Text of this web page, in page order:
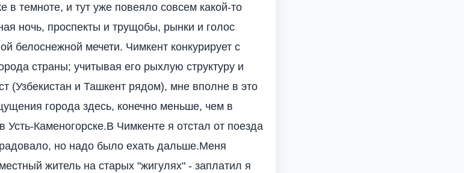
в темноте, и тут уже повеяло совсем какой-то
ночь, проспекты и трущобы, рынки и голос
белоснежной мечети. Чимкент конкурирует с
страны; учитывая его рыхлую структуру и
(Узбекистан и Ташкент рядом), мне вполне в это
города здесь, конечно меньше, чем в
Каменогорске.В Чимкенте я отстал от поезда
но надо было ехать дальше.Меня
житель на старых "жигулях" - заплатил я